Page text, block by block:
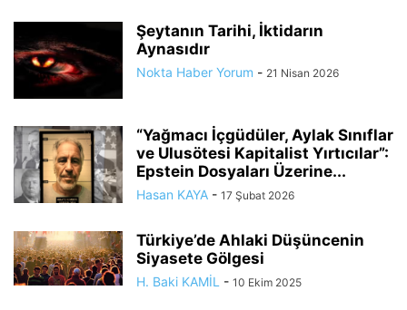
Şeytanın Tarihi, İktidarın
Aynasıdır
Nokta Haber Yorum - 21 Nisan 2026
“Yağmacı İçgüdüler, Aylak Sınıflar
ve Ulusötesi Kapitalist Yırtıcılar”:
Epstein Dosyaları Üzerine...
Hasan KAYA - 17 Şubat 2026
Türkiye’de Ahlaki Düşüncenin
Siyasete Gölgesi
H. Baki KAMİL - 10 Ekim 2025